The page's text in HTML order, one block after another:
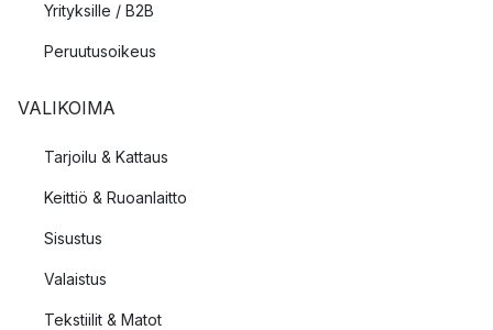
Yrityksille / B2B
Peruutusoikeus
VALIKOIMA
Tarjoilu & Kattaus
Keittiö & Ruoanlaitto
Sisustus
Valaistus
Tekstiilit & Matot